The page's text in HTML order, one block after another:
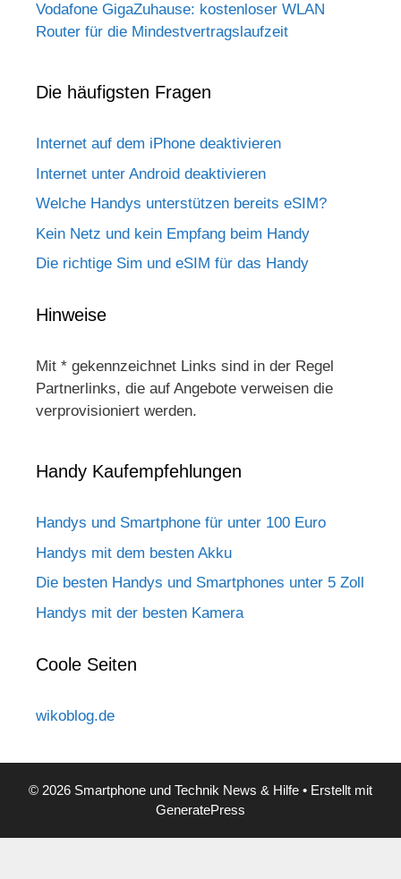
Vodafone GigaZuhause: kostenloser WLAN
Router für die Mindestvertragslaufzeit
Die häufigsten Fragen
Internet auf dem iPhone deaktivieren
Internet unter Android deaktivieren
Welche Handys unterstützen bereits eSIM?
Kein Netz und kein Empfang beim Handy
Die richtige Sim und eSIM für das Handy
Hinweise
Mit * gekennzeichnet Links sind in der Regel
Partnerlinks, die auf Angebote verweisen die
verprovisioniert werden.
Handy Kaufempfehlungen
Handys und Smartphone für unter 100 Euro
Handys mit dem besten Akku
Die besten Handys und Smartphones unter 5 Zoll
Handys mit der besten Kamera
Coole Seiten
wikoblog.de
© 2026 Smartphone und Technik News & Hilfe • Erstellt mit
GeneratePress